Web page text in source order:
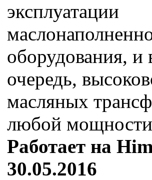
эксплуатации
оборудования, и
очередь,
масляных
любой
Работает на
30.05.2016